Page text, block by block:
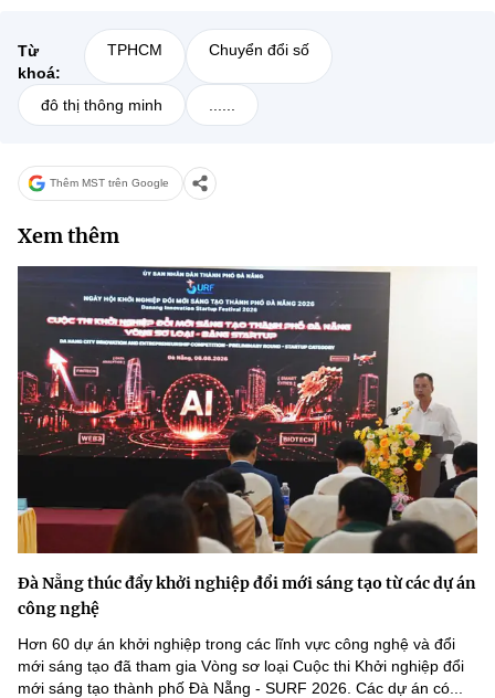
Từ
khoá:
TPHCM Chuyển đổi số
đô thị thông minh
Thêm MST trên Google
Xem thêm
Đà Nẵng thúc đẩy khởi nghiệp đổi mới sáng tạo từ các dự án
công nghệ
Hơn 60 dự án khởi nghiệp trong các lĩnh vực công nghệ và đổi
mới sáng tạo đã tham gia Vòng sơ loại Cuộc thi Khởi nghiệp đổi
mới sáng tạo thành phố Đà Nẵng - SURF 2026. Các dự án có...